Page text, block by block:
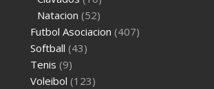
Natacion (52)
Futbol Asociacion (407)
Softball (43)
Tenis (9)
Voleibol (123)